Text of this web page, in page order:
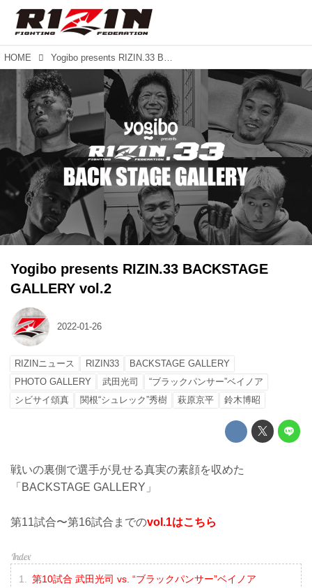
HOME Yogibo presents RIZIN.33 BACKSTAGE GALLERY vol.2
Yogibo presents RIZIN.33 BACKSTAGE
GALLERY vol.2
2022-01-26
RIZINニュース RIZIN33
BACKSTAGE GALLERY
PHOTO GALLERY
武田光司
“ブラックパンサー”ベイノア
シビサイ頌真
関根“シュレック”秀樹 萩原京平 鈴木博昭
戦いの裏側で選手が見せる真実の素顔を収めた
「BACKSTAGE GALLERY」
第11試合〜第16試合までのvol.1はこちら
第10試合 武田光司 vs. “ブラックパンサー”ベイノア